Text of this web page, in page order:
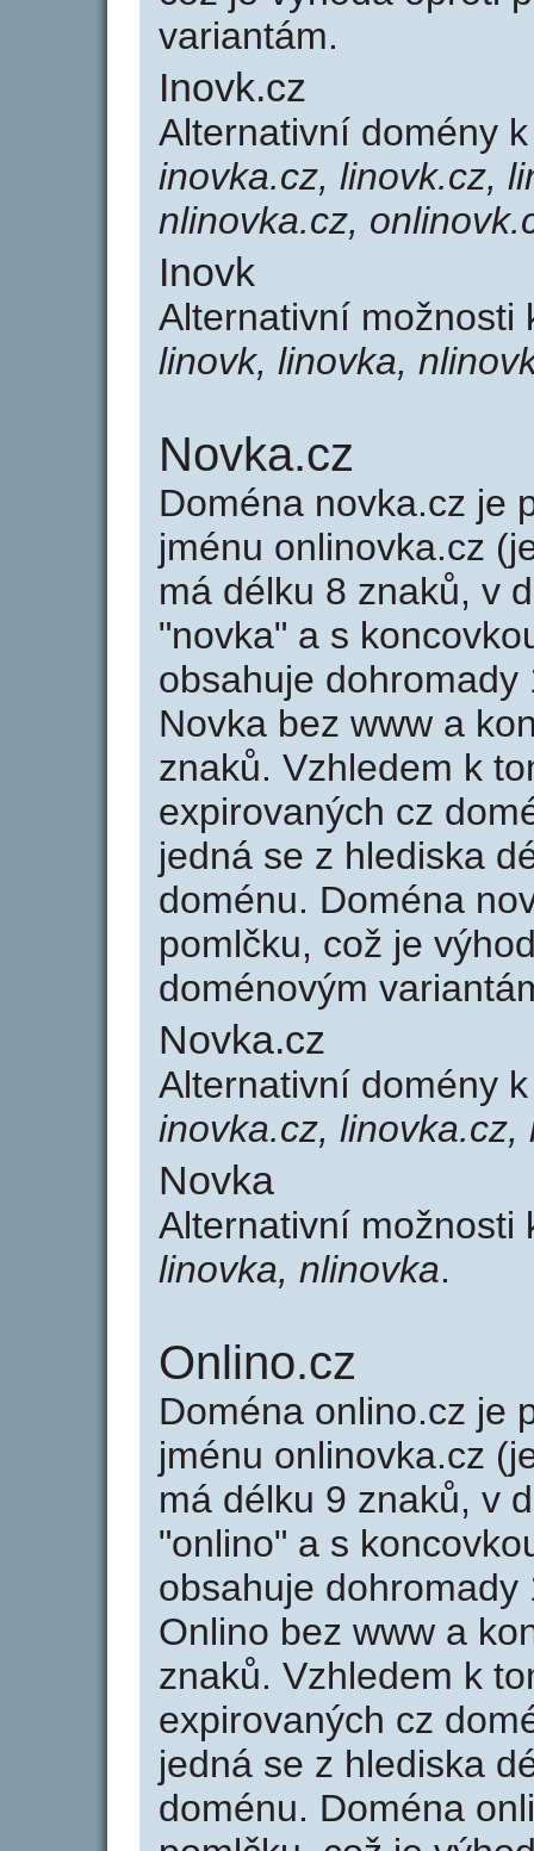
variantám.
Inovk.cz
Alternativní domény
inovka.cz, linovk.cz,
nlinovka.cz,
Inovk
Alternativní
linovk, linovka,
Novka.cz
Doména novka.cz je
jménu onlinovka.cz
má délku 8 znaků, v
"novka" a s
obsahuje
Novka bez www a
znaků. Vzhledem k
expirovaných cz
jedná se z hlediska
doménu. Doména
pomlčku, což je
doménovým
Novka.cz
Alternativní domény
inovka.cz, linovka.cz,
Novka
Alternativní
linovka, nlinovka.
Onlino.cz
Doména onlino.cz je
jménu onlinovka.cz
má délku 9 znaků, v
"onlino" a s
obsahuje
Onlino bez www a
znaků. Vzhledem k
expirovaných cz
jedná se z hlediska
doménu. Doména